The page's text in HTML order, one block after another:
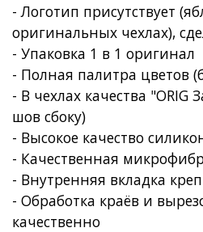
- Логотип присутствует
оригинальных чехлах),
- Упаковка 1 в 1 оригинал
- Полная палитра цветов
- В чехлах качества "ORIG
шов сбоку)
- Высокое качество
- Качественная
- Внутренняя вкладка
- Обработка краёв и
качественно